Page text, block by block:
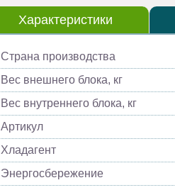
Характеристики
Страна производства
Вес внешнего блока, кг
Вес внутреннего блока, кг
Артикул
Хладагент
Энергосбережение